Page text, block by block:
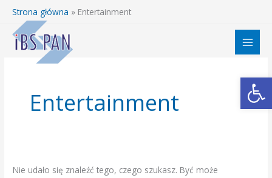
Przejdź
treści
Strona główna » Entertainment
Entertainment
Nie udało się znaleźć tego, czego szukasz. Być może
Szukaj
dla: